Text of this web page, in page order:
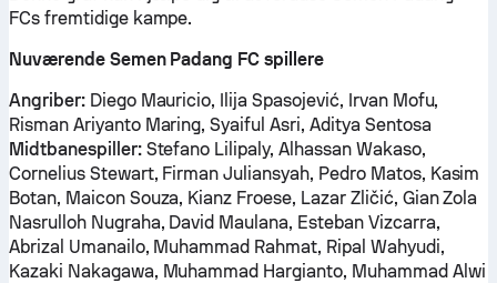
FCs fremtidige kampe.
Nuværende Semen Padang FC spillere
Angriber:Diego Mauricio, Ilija Spasojević, Irvan Mofu,
Risman Ariyanto Maring, Syaiful Asri, Aditya Sentosa
Midtbanespiller:Stefano Lilipaly, Alhassan Wakaso,
Cornelius Stewart, Firman Juliansyah, Pedro Matos, Kasim
Botan, Maicon Souza, Kianz Froese, Lazar Zličić, Gian Zola
Nasrulloh Nugraha, David Maulana, Esteban Vizcarra,
Abrizal Umanailo, Muhammad Rahmat, Ripal Wahyudi,
Kazaki Nakagawa, Muhammad Hargianto, Muhammad Alwi